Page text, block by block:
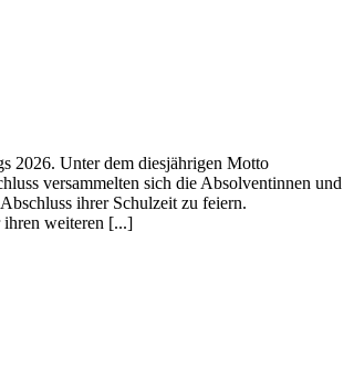
2026. Unter dem diesjährigen Motto
versammelten sich die Absolventinnen und
ihrer Schulzeit zu feiern.
ihren weiteren [...]